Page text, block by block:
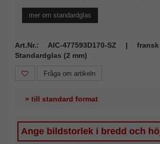
mer om standardglas
Art.Nr.: AIC-477593D170-SZ |
Standardglas (2 mm)
Fråga om artikeln
» till standard format
Ange bildstorlek i bredd och